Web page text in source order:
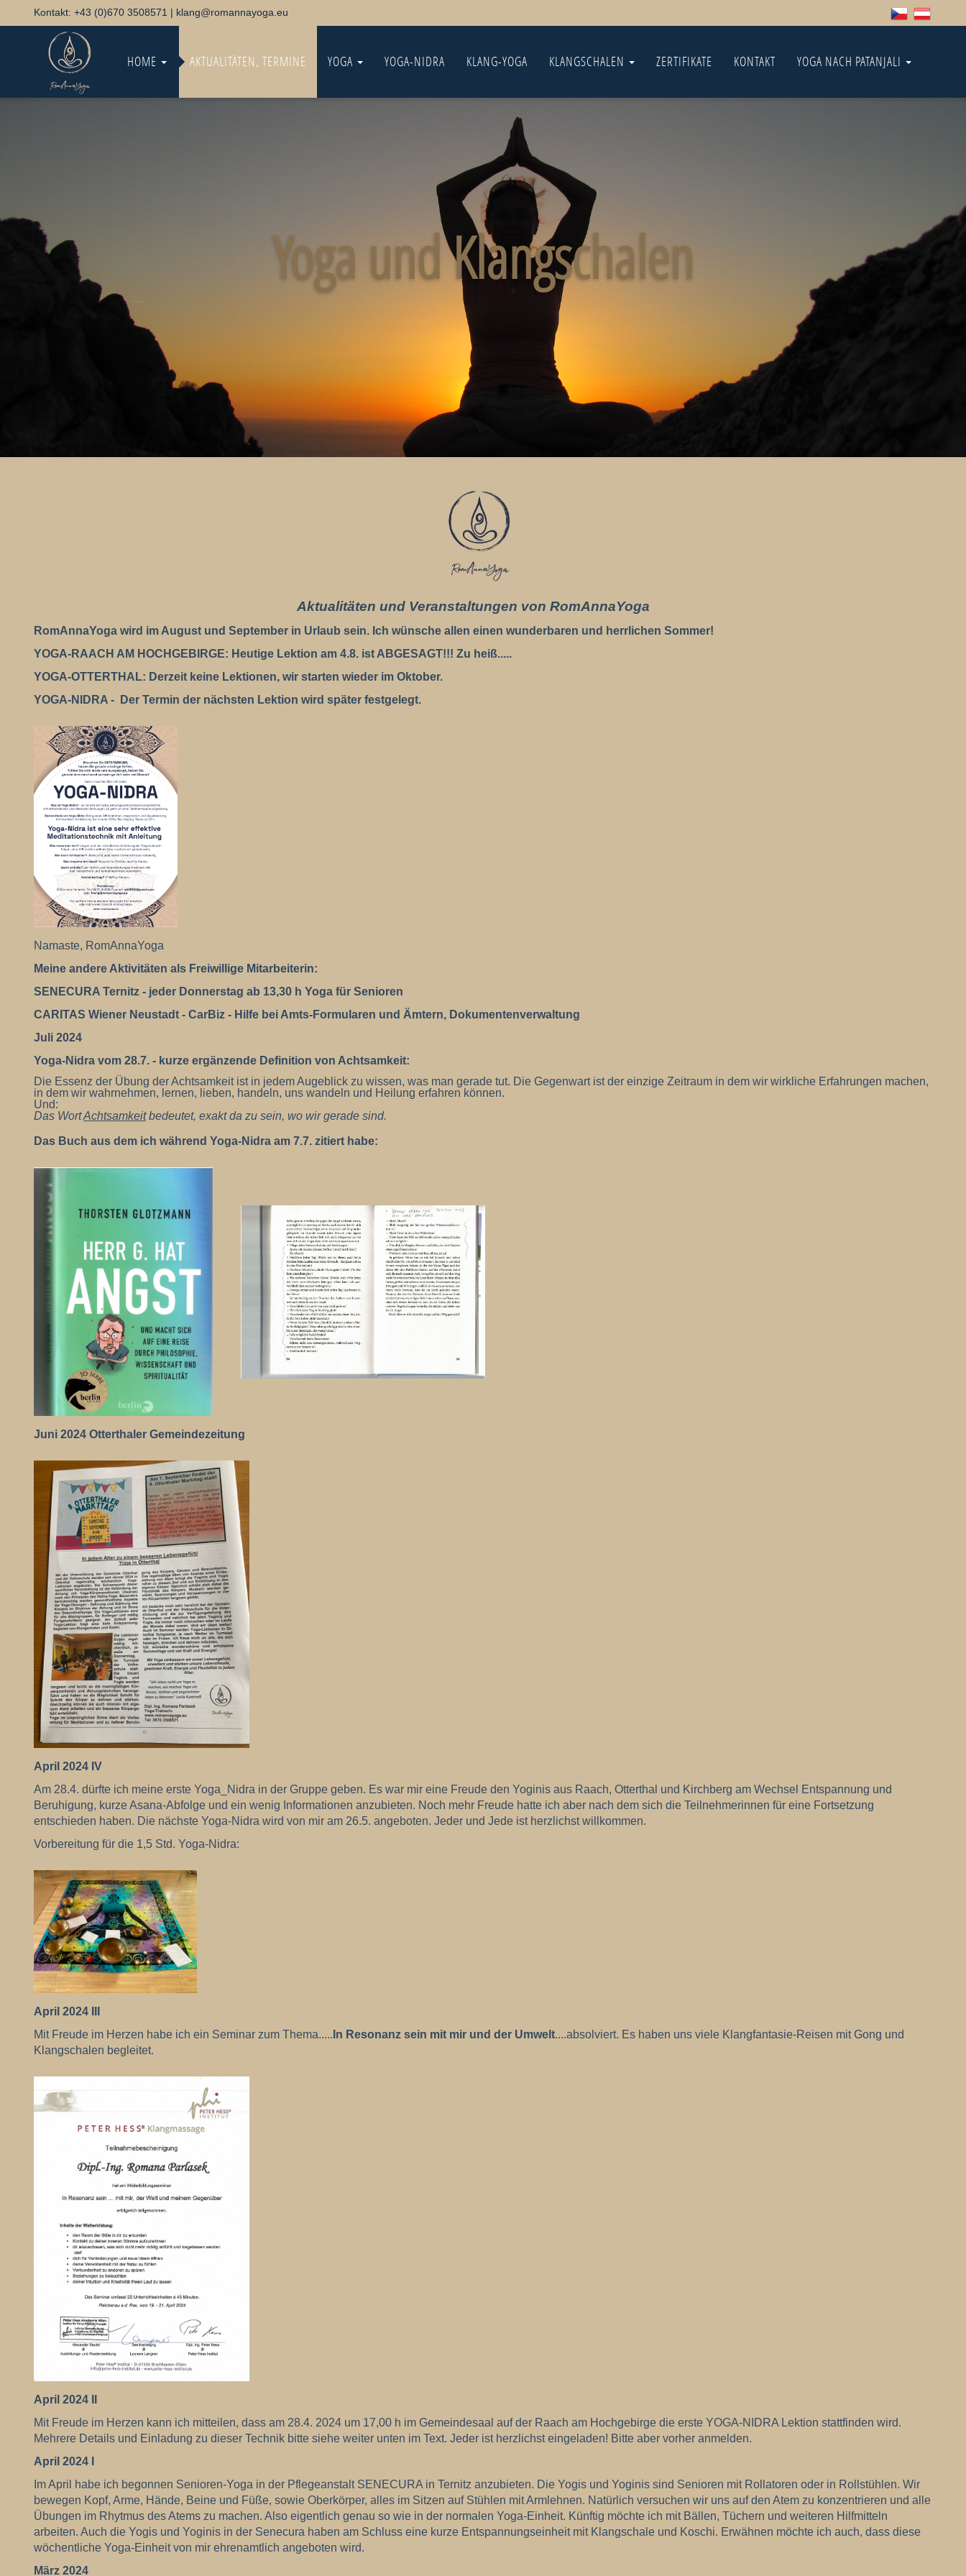
Kontakt: +43 (0)670 3508571 | klang@romannayoga.eu
HOME AKTUALITÄTEN, TERMINE YOGA YOGA-NIDRA KLANG-YOGA KLANGSCHALEN ZERTIFIKATE KONTAKT YOGA NACH PATANJALI
Yoga und Klangschalen
Aktualitäten und Veranstaltungen von RomAnnaYoga
RomAnnaYoga wird im August und September in Urlaub sein. Ich wünsche allen einen wunderbaren und herrlichen Sommer!
YOGA-RAACH AM HOCHGEBIRGE: Heutige Lektion am 4.8. ist ABGESAGT!!! Zu heiß.....
YOGA-OTTERTHAL: Derzeit keine Lektionen, wir starten wieder im Oktober.
YOGA-NIDRA - Der Termin der nächsten Lektion wird später festgelegt.
Namaste, RomAnnaYoga
Meine andere Aktivitäten als Freiwillige Mitarbeiterin:
SENECURA Ternitz - jeder Donnerstag ab 13,30 h Yoga für Senioren
CARITAS Wiener Neustadt - CarBiz - Hilfe bei Amts-Formularen und Ämtern, Dokumentenverwaltung
Juli 2024
Yoga-Nidra vom 28.7. - kurze ergänzende Definition von Achtsamkeit:
Die Essenz der Übung der Achtsamkeit ist in jedem Augeblick zu wissen, was man gerade tut. Die Gegenwart ist der einzige Zeitraum in dem wir wirkliche Erfahrungen machen,
in dem wir wahrnehmen, lernen, lieben, handeln, uns wandeln und Heilung erfahren können.
Und:
Das WortAchtsamkeit bedeutet, exakt da zu sein, wo wir gerade sind.
Das Buch aus dem ich während Yoga-Nidra am 7.7. zitiert habe:
Juni 2024 Otterthaler Gemeindezeitung
April 2024 IV
Am 28.4. dürfte ich meine erste Yoga_Nidra in der Gruppe geben. Es war mir eine Freude den Yoginis aus Raach, Otterthal und Kirchberg am Wechsel Entspannung und
Beruhigung, kurze Asana-Abfolge und ein wenig Informationen anzubieten. Noch mehr Freude hatte ich aber nach dem sich die Teilnehmerinnen für eine Fortsetzung
entschieden haben. Die nächste Yoga-Nidra wird von mir am 26.5. angeboten. Jeder und Jede ist herzlichst willkommen.
Vorbereitung für die 1,5 Std. Yoga-Nidra:
April 2024 III
Mit Freude im Herzen habe ich ein Seminar zum Thema..... In Resonanz sein mit mir und der Umwelt....absolviert. Es haben uns viele Klangfantasie-Reisen mit Gong und
Klangschalen begleitet.
April 2024 II
Mit Freude im Herzen kann ich mitteilen, dass am 28.4. 2024 um 17,00 h im Gemeindesaal auf der Raach am Hochgebirge die erste YOGA-NIDRA Lektion stattfinden wird.
Mehrere Details und Einladung zu dieser Technik bitte siehe weiter unten im Text. Jeder ist herzlichst eingeladen! Bitte aber vorher anmelden.
April 2024 I
m April habe ich begonnen Senioren-Yoga in der Pflegeanstalt SENECURA in Ternitz anzubieten. Die Yogis und Yoginis sind Senioren mit Rollatoren oder in Rollstühlen. Wir
bewegen Kopf, Arme, Hände, Beine und Füße, sowie Oberkörper, alles im Sitzen auf Stühlen mit Armlehnen. Natürlich versuchen wir uns auf den Atem zu konzentrieren und alle
Übungen im Rhytmus des Atems zu machen. Also eigentlich genau so wie in der normalen Yoga-Einheit. Künftig möchte ich mit Bällen, Tüchern und weiteren Hilfmitteln
arbeiten. Auch die Yogis und Yoginis in der Senecura haben am Schluss eine kurze Entspannungseinheit mit Klangschale und Koschi. Erwähnen möchte ich auch, dass diese
wöchentliche Yoga-Einheit von mir ehrenamtlich angeboten wird.
März 2024